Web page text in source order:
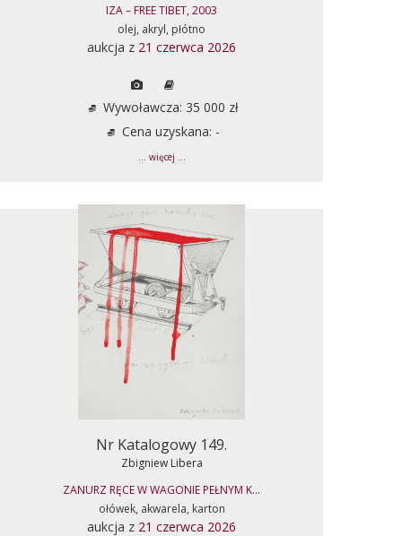
IZA – FREE TIBET, 2003
olej, akryl, płótno
aukcja z 21 czerwca 2026
Wywoławcza: 35 000 zł
Cena uzyskana: -
... więcej ...
Nr Katalogowy 149.
Zbigniew Libera
ZANURZ RĘCE W WAGONIE PEŁNYM K...
ołówek, akwarela, karton
aukcja z 21 czerwca 2026